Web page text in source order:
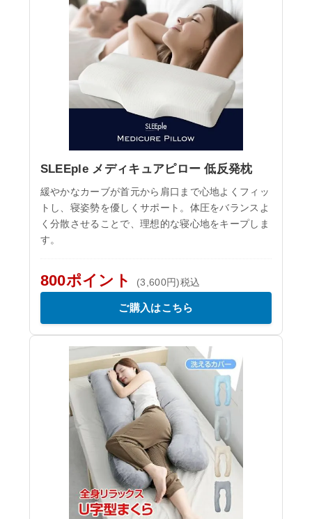
SLEEple メディキュアピロー 低反発枕
緩やかなカーブが首元から肩口まで心地よくフィッ
トし、寝姿勢を優しくサポート。体圧をバランスよ
く分散させることで、理想的な寝心地をキープしま
す。
800ポイント (3,600円)税込
ご購入はこちら